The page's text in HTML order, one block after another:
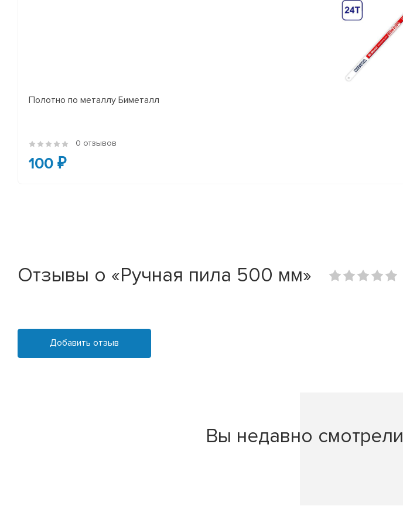
Полотно по металлу Биметалл
0 отзывов
100 ₽
Отзывы о «Ручная пила 500 мм»
Добавить отзыв
Вы недавно смотрели